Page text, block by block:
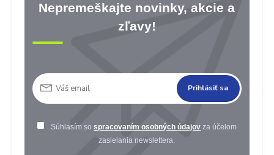
Nepremeškajte novinky, akcie a
zľavy!
Prihlásiť sa
Súhlasím sospracovaním osobných údajov za účelom
zasielania newslettera.